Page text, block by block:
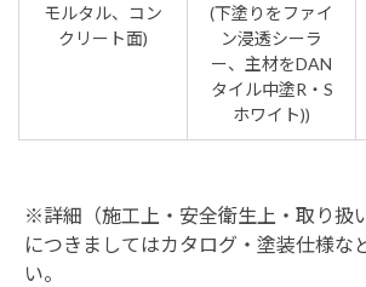
モルタル、コン
クリート面)
(下塗りをファイ
ン浸透シーラ
ー、主材をDAN
タイル中塗R・S
ホワイト))
※詳細（施工上・安全衛生上・取り扱
につきましてはカタログ・塗装仕様な
い。